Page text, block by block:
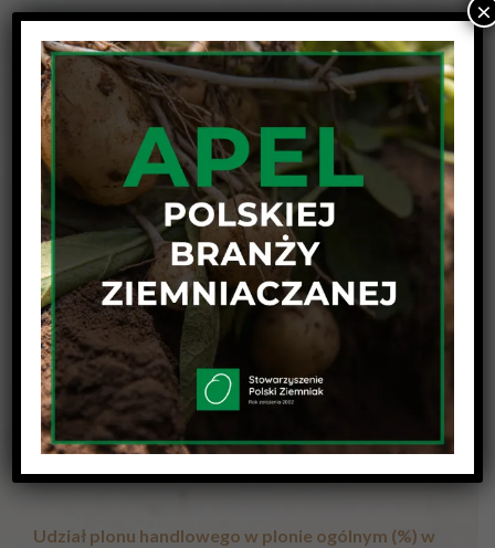
Źródło: Wyniki badań IHAR—PIB, Oddział Jadwisin; dane GUS.
Udział plonu handlowego w plonie ogólnym (%) w
×